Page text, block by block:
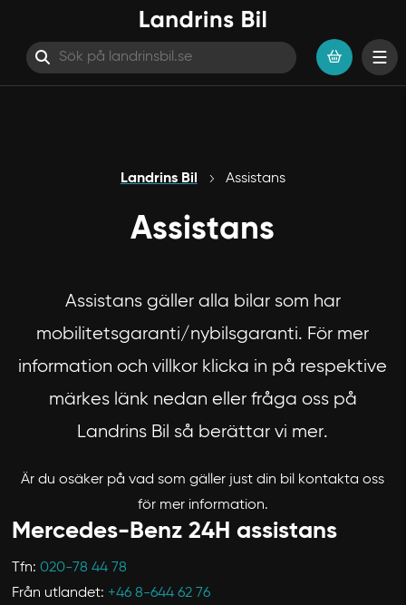
Landrins Bil Assistans
Assistans
Assistans gäller alla bilar som har
mobilitetsgaranti/nybilsgaranti. För mer
information och villkor klicka in på respektive
märkes länk nedan eller fråga oss på
Landrins Bil så berättar vi mer.
Är du osäker på vad som gäller just din bil kontakta oss
för mer information.
Mercedes-Benz 24H assistans
Tfn:020-78 44 78
Från utlandet: +46 8-644 62 76